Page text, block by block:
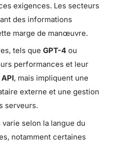
exigences. Les secteurs
des informations
marge de manœuvre.
tels que GPT-4 ou
performances et leur
API, mais impliquent une
externe et une gestion
serveurs.
selon la langue du
notamment certaines